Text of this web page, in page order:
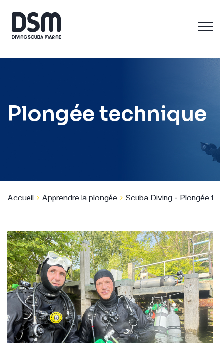
Plongée technique
Accueil Apprendre la plongée Scuba Diving - Plongée